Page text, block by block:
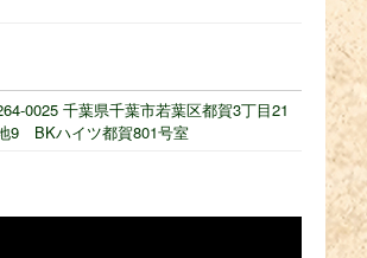
0025 千葉県千葉市若葉区都賀3丁目21
9 BKハイツ都賀801号室